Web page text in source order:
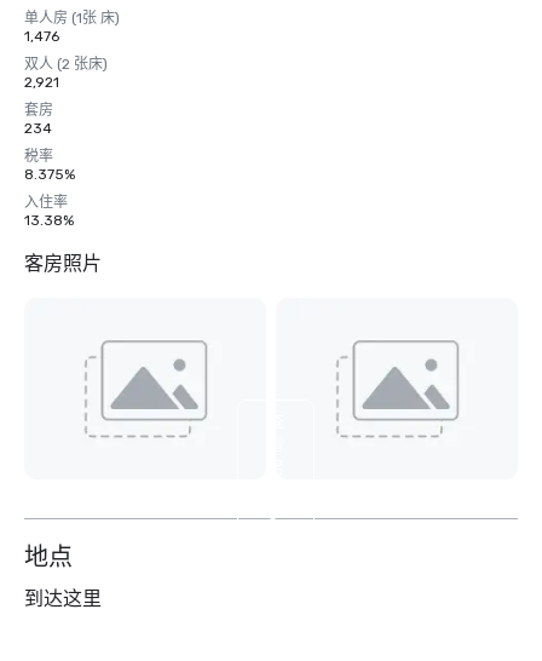
单人房 (1张 床)
1,476
双人 (2 张床)
2,921
套房
234
税率
8.375%
入住率
13.38%
客房照片
5
地点
到达这里